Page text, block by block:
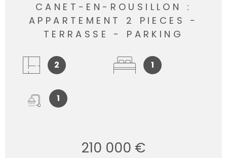
CANET-EN-ROUSILLON :
APPARTEMENT 2 PIECES −
TERRASSE − PARKING
2 1
1
210 000 €